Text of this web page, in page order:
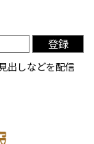
登録
出しなどを配信